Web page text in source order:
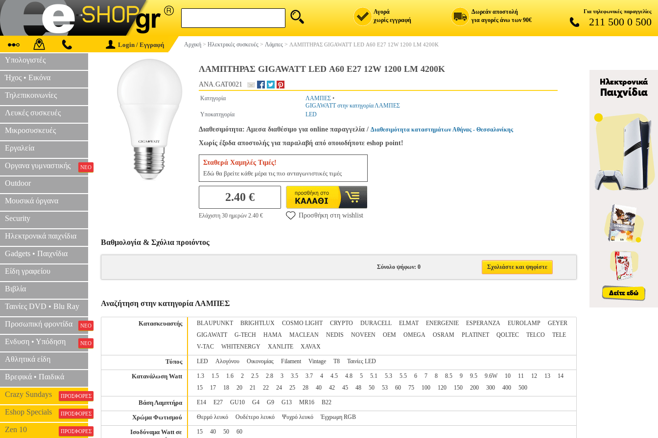
Αγορά
χωρίς εγγραφή
Δωρεάν αποστολή
για αγορές άνω των 90€
Για τηλεφωνικές παραγγελίες
211 500 0 500
Login / Εγγραφή Αρχική > Ηλεκτρικές συσκευές > Λάμπες > ΛΑΜΠTΗΡΑΣ GIGAWATT LED Α60 Ε27 12W 1200 LM 4200K
Υπολογιστές
Ήχος • Εικόνα
Τηλεπικοινωνίες
Λευκές συσκευές
Μικροσυσκευές
Εργαλεία
Οργανα γυμναστικής ΝΕΟ
Outdoor
Μουσικά όργανα
Security
Ηλεκτρονικά παιχνίδια
Gadgets • Παιχνίδια
Είδη γραφείου
Βιβλία
Ταινίες DVD • Blu Ray
Προσωπική φροντίδα ΝΕΟ
Ενδυση • Υπόδηση ΝΕΟ
Αθλητικά είδη
Βρεφικά • Παιδικά
Crazy Sundays ΠΡΟΣΦΟΡΕΣ
Eshop Specials ΠΡΟΣΦΟΡΕΣ
Zen 10 ΠΡΟΣΦΟΡΕΣ
ΛΑΜΠTΗΡΑΣ GIGAWATT LED Α60 Ε27 12W 1200 LM 4200K
ANA.GAT0021
Κατηγορία ΛΑΜΠΕΣ •
GIGAWATT στην κατηγορία ΛΑΜΠΕΣ
Υποκατηγορία
LED
Διαθεσιμότητα: Αμεσα διαθέσιμο για online παραγγελία / Διαθεσιμότητα καταστημάτων Αθήνας - Θεσσαλονίκης
Χωρίς έξοδα αποστολής για παραλαβή από οποιοδήποτε eshop point!
Σταθερά Χαμηλές Τιμές!
Εδώ θα βρείτε κάθε μέρα τις πιο ανταγωνιστικές τιμές
2.40 €
Ελάχιστη 30 ημερών 2.40 € Προσθήκη στη wishlist
Βαθμολογία & Σχόλια προιόντος
Σύνολο ψήφων: 0 Σχολιάστε και ψηφίστε
Αναζήτηση στην κατηγορία ΛΑΜΠΕΣ
Κατασκευαστής BLAUPUNKT BRIGHTLUX COSMO LIGHT CRYPTO DURACELL ELMAT ENERGENIE ESPERANZA EUROLAMP
GEYER
GIGAWATT
G-TECH HAMA MACLEAN NEDIS NOVEEN OEM OMEGA OSRAM PLATINET QOLTEC TELCO
TELE
V-TAC
WHITENERGY XANLITE XAVAX
Τύπος LED Αλογόνου Οικονομίας Filament Vintage T8 Ταινίες LED
Κατανάλωση Watt 1.3 1.5 1.6 2 2.5 2.8 3 3.5 3.7 4 4.5 4.8 5 5.1 5.3 5.5 6 7 8 8.5 9 9.5 9.6W 10 11 12 13
14
15
17 18 20 21 22 24 25 28 40 42 45 48 50 53 60 75 100 120 150 200 300 400 500
Βάση Λαμπτήρα E14 E27 GU10 G4 G9 G13 MR16 B22
Χρώμα Φωτισμού Θερμό λευκό Ουδέτερο λευκό Ψυχρό λευκό Έγχρωμη RGB
Ισοδύναμα Watt σε
15 40 50 60